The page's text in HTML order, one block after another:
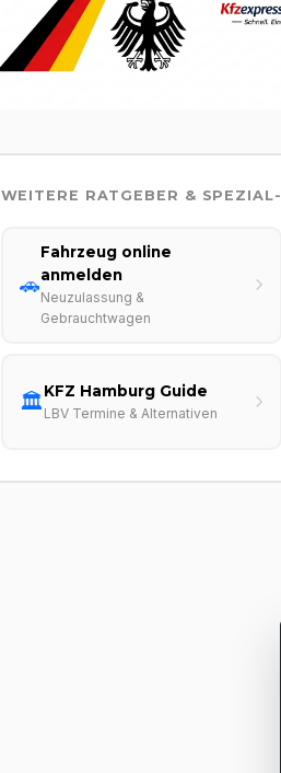
WEITERE RATGEBER &
🚗
Fahrzeug online
anmelden
Neuzulassung &
Gebrauchtwagen
🏛️KFZ Hamburg Guide
LBV Termine & Alternativen